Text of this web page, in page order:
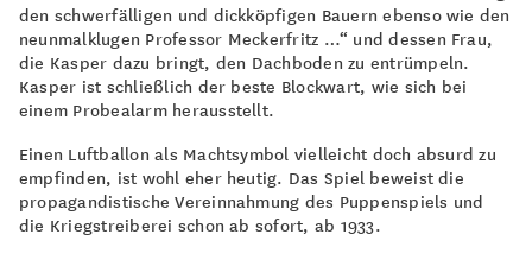
den schwerfälligen und dickköpfigen Bauern ebenso wie den
neunmalklugen Professor Meckerfritz …“ und dessen Frau,
die Kasper dazu bringt, den Dachboden zu entrümpeln.
Kasper ist schließlich der beste Blockwart, wie sich bei
einem Probealarm herausstellt.
Einen Luftballon als Machtsymbol vielleicht doch absurd zu
empfinden, ist wohl eher heutig. Das Spiel beweist die
propagandistische Vereinnahmung des Puppenspiels und
die Kriegstreiberei schon ab sofort, ab 1933.